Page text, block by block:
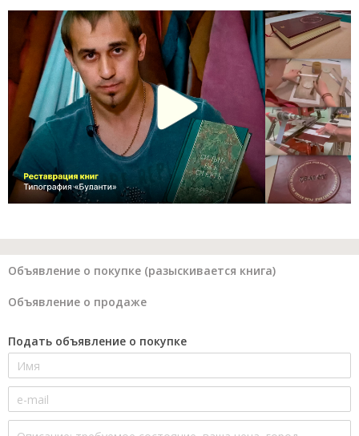
Объявление о покупке (разыскивается книга)
Объявление о продаже
Подать объявление о покупке